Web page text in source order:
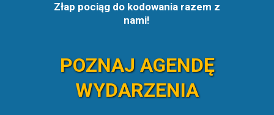
Złap pociąg do kodowania razem z
nami!
POZNAJ AGENDĘ
WYDARZENIA